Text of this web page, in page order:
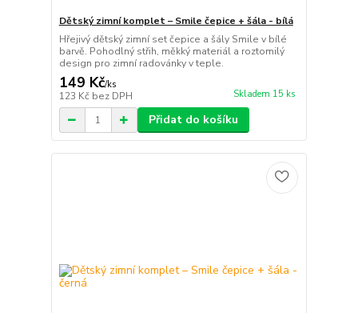
Dětský zimní komplet – Smile čepice + šála - bílá
Hřejivý dětský zimní set čepice a šály Smile v bílé
barvě. Pohodlný střih, měkký materiál a roztomilý
design pro zimní radovánky v teple.
149 Kč/ks
123 Kč bez DPH Skladem 15 ks
Přidat do košíku